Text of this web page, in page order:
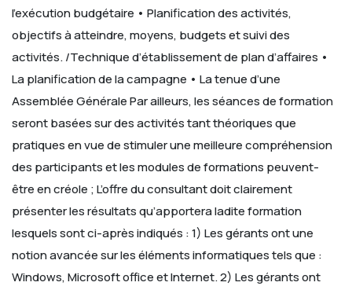
l’exécution budgétaire • Planification des activités,
objectifs à atteindre, moyens, budgets et suivi des
activités. /Technique d’établissement de plan d’affaires •
La planification de la campagne • La tenue d’une
Assemblée GénéralePar ailleurs, les séances de formation
seront basées sur des activités tant théoriques que
pratiques en vue de stimuler une meilleure compréhension
des participants et les modules de formations peuvent-
être en créole ;L’offre du consultant doit clairement
présenter les résultats qu’apportera ladite formation
lesquels sont ci-après indiqués :1) Les gérants ont une
notion avancée sur les éléments informatiques tels que :
Windows, Microsoft office et Internet.2) Les gérants ont